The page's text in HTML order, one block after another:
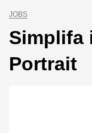
JOBS
Simplifa
Portrait